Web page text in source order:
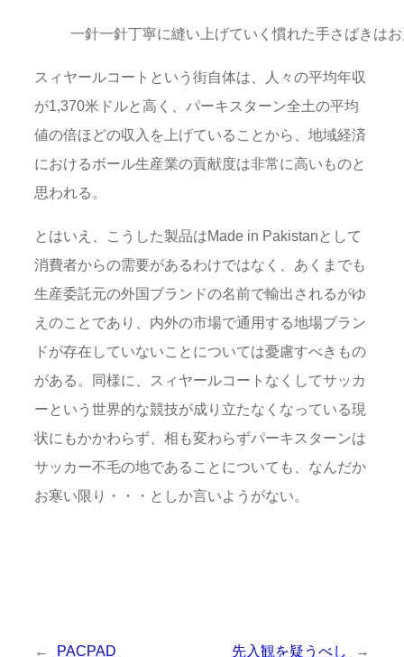
一針一針丁寧に縫い上げていく慣れた手さばきは
スィヤールコートという街自体は、人々の平均年収
が1,370米ドルと高く、パーキスターン全土の平均
値の倍ほどの収入を上げていることから、地域経済
におけるボール生産業の貢献度は非常に高いものと
思われる。
とはいえ、こうした製品はMade in Pakistanとして
消費者からの需要があるわけではなく、あくまでも
生産委託元の外国ブランドの名前で輸出されるがゆ
えのことであり、内外の市場で通用する地場ブラン
ドが存在していないことについては憂慮すべきもの
がある。同様に、スィヤールコートなくしてサッカ
ーという世界的な競技が成り立たなくなっている現
状にもかかわらず、相も変わらずパーキスターンは
サッカー不毛の地であることについても、なんだか
お寒い限り・・・としか言いようがない。
← PACPAD 先入観を疑うべし →